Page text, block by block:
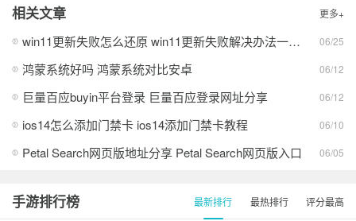
相关文章 更多+
win11更新失败怎么还原 win11更新失败解决办法一览2026 06/25
鸿蒙系统好吗 鸿蒙系统对比安卓 06/12
巨量百应buyin平台登录 巨量百应登录网址分享 06/12
ios14怎么添加门禁卡 ios14添加门禁卡教程 06/10
Petal Search网页版地址分享 Petal Search网页版入口 06/05
手游排行榜 最新排行 最热排行 评分最高